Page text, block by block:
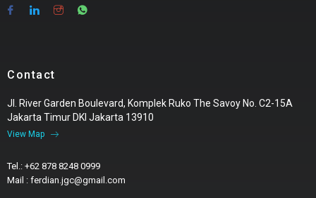
Contact
Jl. River Garden Boulevard, Komplek Ruko The Savoy No. C2-15A
Jakarta Timur DKI Jakarta 13910
View Map
Tel.: +62 878 8248 0999
Mail : ferdian.jgc@gmail.com